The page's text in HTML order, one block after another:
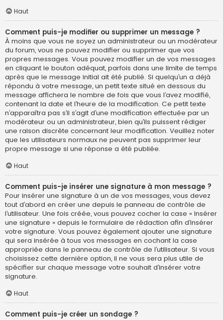
Haut
Comment puis-je modifier ou supprimer un message ?
À moins que vous ne soyez un administrateur ou un modérateur
du forum, vous ne pouvez modifier ou supprimer que vos
propres messages. Vous pouvez modifier un de vos messages
en cliquant le bouton adéquat, parfois dans une limite de temps
après que le message initial ait été publié. Si quelqu’un a déjà
répondu à votre message, un petit texte situé en dessous du
message affichera le nombre de fois que vous l’avez modifié,
contenant la date et l’heure de la modification. Ce petit texte
n’apparaîtra pas s’il s’agit d’une modification effectuée par un
modérateur ou un administrateur, bien qu’ils puissent rédiger
une raison discrète concernant leur modification. Veuillez noter
que les utilisateurs normaux ne peuvent pas supprimer leur
propre message si une réponse a été publiée.
Haut
Comment puis-je insérer une signature à mon message ?
Pour insérer une signature à un de vos messages, vous devez
tout d’abord en créer une depuis le panneau de contrôle de
l’utilisateur. Une fois créée, vous pouvez cocher la case « Insérer
une signature » depuis le formulaire de rédaction afin d’insérer
votre signature. Vous pouvez également ajouter une signature
qui sera insérée à tous vos messages en cochant la case
appropriée dans le panneau de contrôle de l’utilisateur. Si vous
choisissez cette dernière option, il ne vous sera plus utile de
spécifier sur chaque message votre souhait d’insérer votre
signature.
Haut
Comment puis-je créer un sondage ?